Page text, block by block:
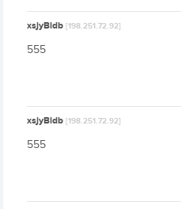
xsjyBldb[198.251.72.92]
555
xsjyBldb[198.251.72.92]
555